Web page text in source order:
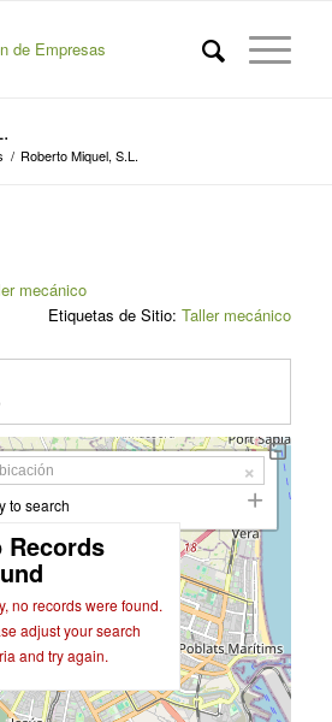
de Empresas
/ Roberto Miquel, S.L.
mecánico
Etiquetas de Sitio:Taller mecánico
to search
Records
no records were found.
adjust your search
and try again.